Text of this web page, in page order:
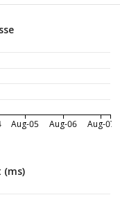
Aug-05 Aug-06 Aug-07
(ms)